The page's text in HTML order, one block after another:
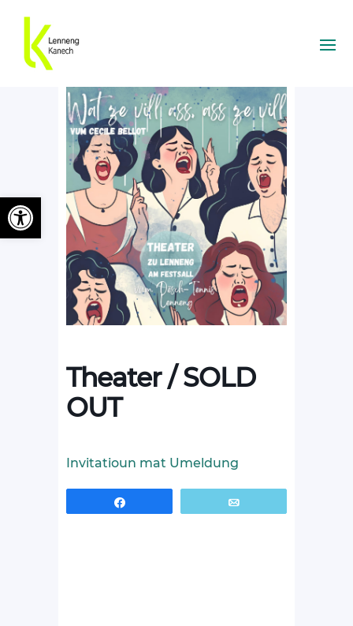
Theater / SOLD
OUT
Invitatioun mat Umeldung
Ouvrir la barre d’outils